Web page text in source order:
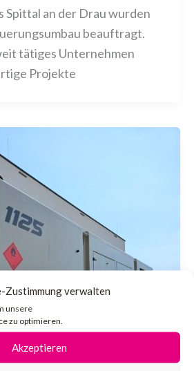
Zustimmung verwalten
unsere
zu optimieren.
Akzeptieren
Spittal an der Drau wurden
beauftragt.
tätiges Unternehmen
Projekte